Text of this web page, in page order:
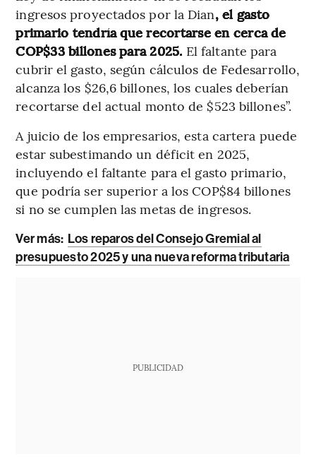
ingresos proyectados por la Dian, el gasto
primario tendría que recortarse en cerca de
COP$33 billones para 2025. El faltante para
cubrir el gasto, según cálculos de Fedesarrollo,
alcanza los $26,6 billones, los cuales deberían
recortarse del actual monto de $523 billones”.
A juicio de los empresarios, esta cartera puede
estar subestimando un déficit en 2025,
incluyendo el faltante para el gasto primario,
que podría ser superior a los COP$84 billones
si no se cumplen las metas de ingresos.
Ver más: Los reparos del Consejo Gremial al
presupuesto 2025 y una nueva reforma tributaria
PUBLICIDAD